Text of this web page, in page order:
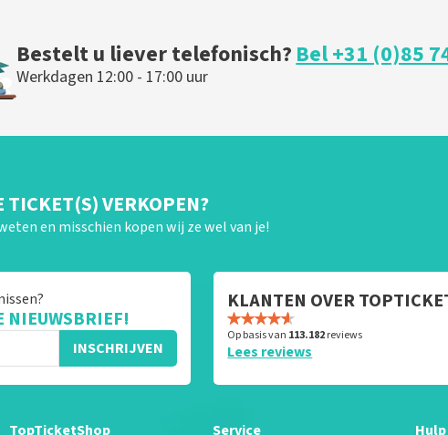
Bestelt u liever telefonisch?Bel +31 (0)85
Werkdagen 12:00 - 17:00 uur
VERKOPEN?
en misschien kopen wij ze wel van je!
NIEUWSBRIEF!
INSCHRIJVEN
KLANTEN OVER
Op basis van 113.182reviews
Lees reviews
TopTicketShop Service